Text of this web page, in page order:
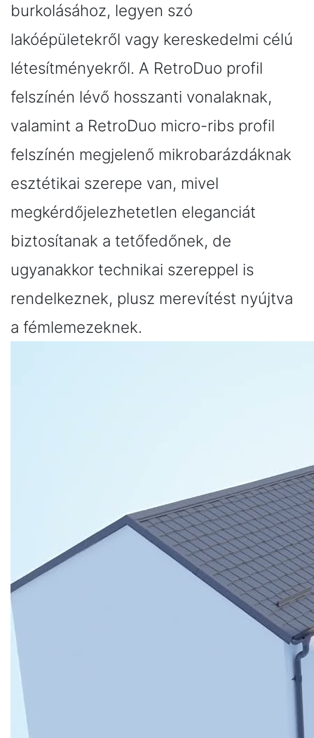
burkolásához, legyen szó
lakóépületekről vagy kereskedelmi célú
létesítményekről. A RetroDuo profil
felszínén lévő hosszanti vonalaknak,
valamint a RetroDuo micro-ribs profil
felszínén megjelenő mikrobarázdáknak
esztétikai szerepe van, mivel
megkérdőjelezhetetlen eleganciát
biztosítanak a tetőfedőnek, de
ugyanakkor technikai szereppel is
rendelkeznek, plusz merevítést nyújtva
a fémlemezeknek.